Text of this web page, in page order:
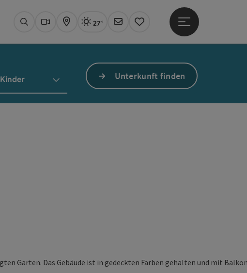
SuchenWebcams
KarteAktuelles Wetter Linz, sonnig
27°
Newsletter
Merkzettel
Hauptmenü öffnen
Kinder Unterkunft finden